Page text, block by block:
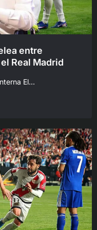
entre
Real Madrid
El...